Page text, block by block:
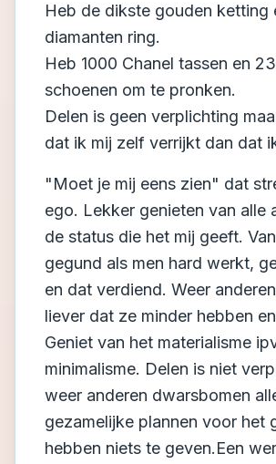
Heb de dikste gouden ketting
diamanten ring.
Heb 1000 Chanel tassen en
schoenen om te pronken.
Delen is geen verplichting
dat ik mij zelf verrijkt dan dat
"Moet je mij eens zien" dat
ego. Lekker genieten van alle
de status die het mij geeft.
gegund als men hard werkt,
en dat verdiend. Weer
liever dat ze minder hebben
Geniet van het materialisme
minimalisme. Delen is niet
weer anderen dwarsbomen
gezamelijke plannen voor het
hebben niets te geven.Een